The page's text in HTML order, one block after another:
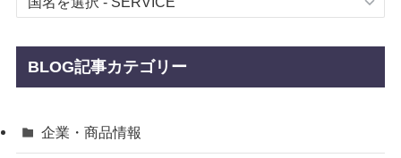
BLOG記事カテゴリー
企業・商品情報